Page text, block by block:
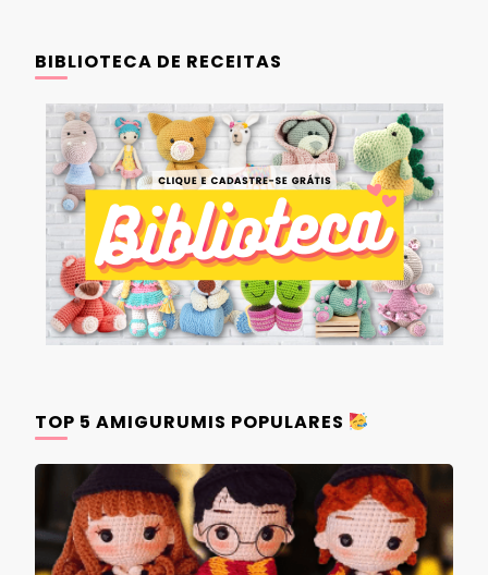
BIBLIOTECA DE RECEITAS
TOP 5 AMIGURUMIS POPULARES